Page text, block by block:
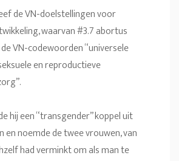
de VN-doelstellingen voor
waarvan #3.7 abortus
VN-codewoorden “universele
en reproductieve
hij een “transgender” koppel uit
en noemde de twee vrouwen, van
had verminkt om als man te